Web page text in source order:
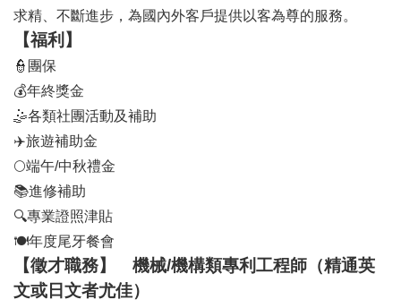
求精、不斷進步，為國內外客戶提供以客為尊的服務。
【福利】
👮 團保
💰年終獎金
🤹各類社團活動及補助
✈旅遊補助金
🌕端午/中秋禮金
📚進修補助
🔍專業證照津貼
🍽年度尾牙餐會
【徵才職務】 機械/機構類專利工程師（精通英
文或日文者尤佳）